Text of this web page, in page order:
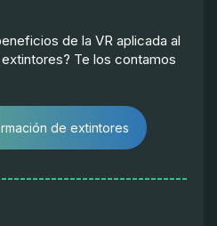
de la VR aplicada al
Te los contamos
de extintores